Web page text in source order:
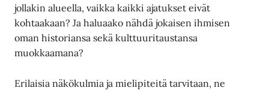
jollakin alueella, vaikka kaikki ajatukset eivät
kohtaakaan? Ja haluaako nähdä jokaisen ihmisen
oman historiansa sekä kulttuuritaustansa
muokkaamana?
Erilaisia näkökulmia ja mielipiteitä tarvitaan, ne